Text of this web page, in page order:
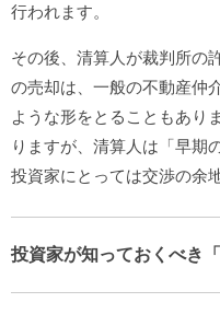
行われます。
その後、清算人が裁判所の
の売却は、一般の不動産仲
ような形をとることもあり
りますが、清算人は「早期
投資家にとっては交渉の余
投資家が知っておくべき